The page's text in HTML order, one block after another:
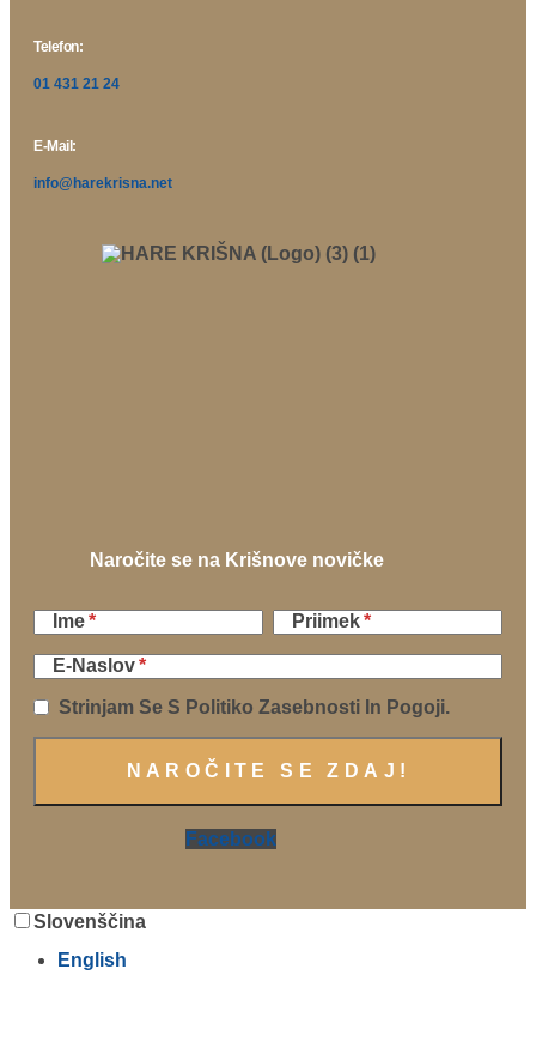
Telefon:
01 431 21 24
E-Mail:
info@harekrisna.net
Naročite se na Krišnove novičke
Ime Priimek
E-Naslov
Strinjam Se S Politiko Zasebnosti In Pogoji.
Facebook
Slovenščina
English